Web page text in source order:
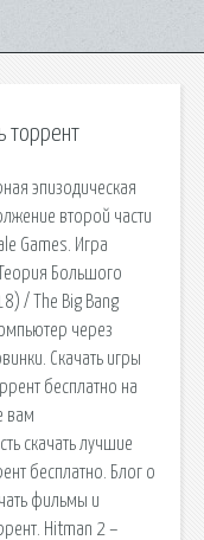
торрент
эпизодическая
второй части
Games. Игра
Большого
/ The Big Bang
через
Скачать игры
бесплатно на
вам
скачать лучшие
бесплатно. Блог о
фильмы и
Hitman 2 –